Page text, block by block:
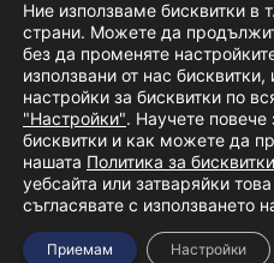
Copyright © 2026Телевизия
За насРекламаУсловия за
Политика за бисквитки
Ние използваме бисквитки в
страни. Можете да
без да променяте
използвани от нас
настройки за бисквитки по
"Настройки". Научете повече
бисквитки и как можете да
нашата Политика за
уебсайта или затваряйки
съгласявате с използването
Приемам Настройки